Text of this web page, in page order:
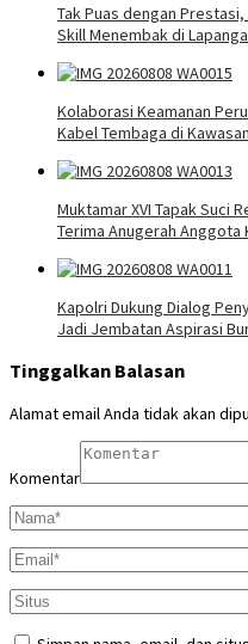
Tak Puas dengan
Skill Menembak di
Kolaborasi Keamanan
Kabel Tembaga di
Muktamar XVI Tapak Suci
Terima Anugerah Anggota
Kapolri Dukung Dialog
Jadi Jembatan Aspirasi
Tinggalkan Balasan
Alamat email Anda tidak akan
Komentar